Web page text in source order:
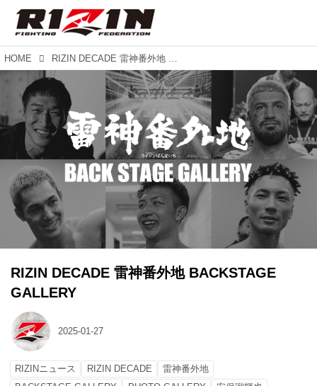
HOME RIZIN DECADE 雷神番外地 BACKSTAGE GALLERY
RIZIN DECADE 雷神番外地 BACKSTAGE
GALLERY
2025-01-27
RIZINニュース RIZIN DECADE
雷神番外地